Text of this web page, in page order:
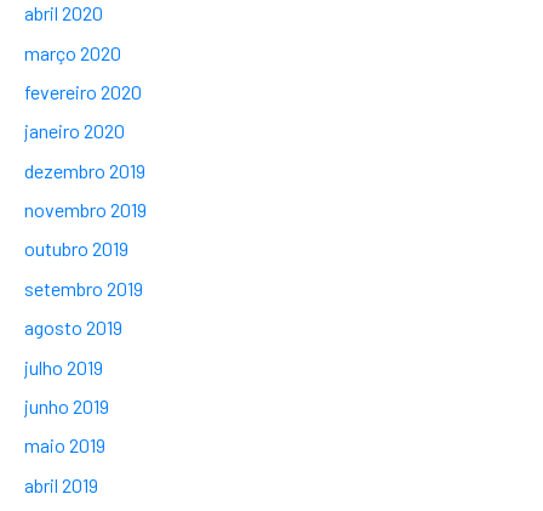
abril 2020
março 2020
fevereiro 2020
janeiro 2020
dezembro 2019
novembro 2019
outubro 2019
setembro 2019
agosto 2019
julho 2019
junho 2019
maio 2019
abril 2019